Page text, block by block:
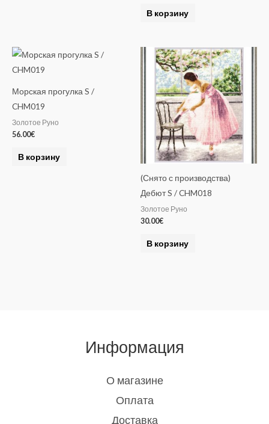
В корзину
Морская прогулка S /
CHM019
Золотое Руно
56.00€
В корзину
(Снято с производства)
Дебют S / CHM018
Золотое Руно
30.00€
В корзину
Информация
О магазине
Оплата
Доставка